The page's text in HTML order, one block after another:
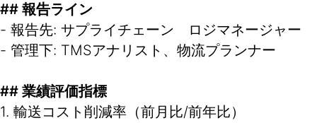
## 報告ライン
- 報告先: サプライチェーン ロジマネージャー
- 管理下: TMSアナリスト、物流プランナー
## 業績評価指標
1. 輸送コスト削減率（前月比/前年比）